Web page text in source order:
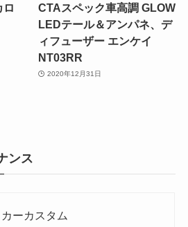
ロ
CTAスペック車高調 GLOW
LEDテール＆アンパネ、デ
ィフューザー エンケイ
NT03RR
2020年12月31日
ンス
ーカスタム